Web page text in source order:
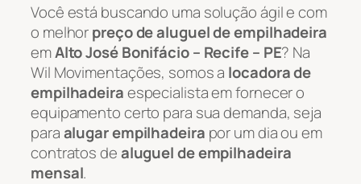
Você está buscando uma solução ágil e com
o melhorpreço de aluguel de empilhadeira
emAlto José Bonifácio – Recife – PE? Na
Wil Movimentações, somos a locadora de
empilhadeiraespecialista em fornecer o
equipamento certo para sua demanda, seja
paraalugar empilhadeira por um dia ou em
contratos dealuguel de empilhadeira
mensal.